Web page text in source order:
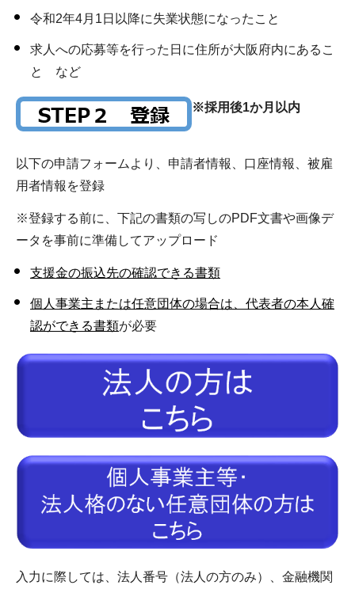
令和2年4月1日以降に失業状態になったこと
求人への応募等を行った日に住所が大阪府内にあるこ
と など
※採用後1か月以内
以下の申請フォームより、申請者情報、口座情報、被雇
用者情報を登録
※登録する前に、下記の書類の写しのPDF文書や画像デ
ータを事前に準備してアップロード
支援金の振込先の確認できる書類
個人事業主または任意団体の場合は、代表者の本人確
認ができる書類が必要
入力に際しては、法人番号（法人の方のみ）、金融機関